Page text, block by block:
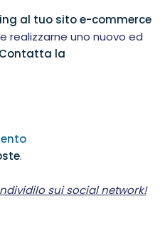
al tuo sito e-commerce
realizzarne uno nuovo ed
Contatta la
.
sui social network!